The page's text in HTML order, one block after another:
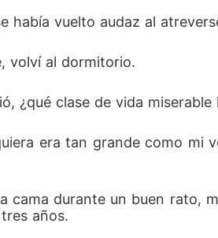
había vuelto audaz al
volví al dormitorio.
¿qué clase de vida
era tan grande como mi
cama durante un buen rato,
años.